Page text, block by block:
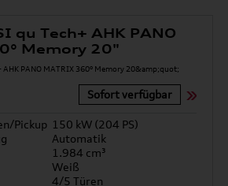
qu Tech+ AHK PANO
Memory 20"
Sofort verfügbar
Pickup 150 kW (204 PS)
Automatik
1.984 cm³
Weiß
4/5 Türen